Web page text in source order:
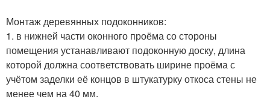
Монтаж деревянных подоконников:
1. в нижней части оконного проёма со стороны
помещения устанавливают подоконную доску, длина
которой должна соответствовать ширине проёма с
учётом заделки её концов в штукатурку откоса стены не
менее чем на 40 мм.